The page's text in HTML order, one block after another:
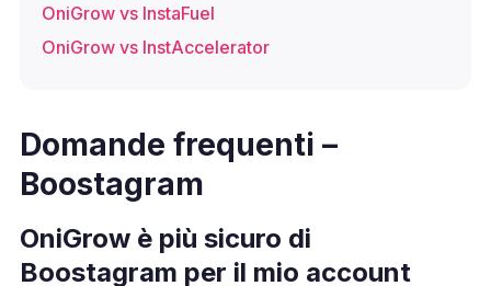
OniGrow vs InstaFuel
OniGrow vs InstAccelerator
Domande frequenti –
Boostagram
OniGrow è più sicuro di
Boostagram per il mio account